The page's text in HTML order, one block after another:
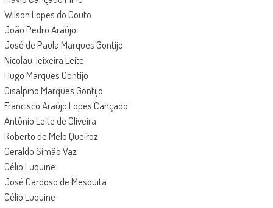
Wilson Lopes do Couto
João Pedro Araújo
José de Paula Marques Gontijo
Nicolau Teixeira Leite
Hugo Marques Gontijo
Cisalpino Marques Gontijo
Francisco Araújo Lopes Cançado
Antônio Leite de Oliveira
Roberto de Melo Queiroz
Geraldo Simão Vaz
Célio Luquine
José Cardoso de Mesquita
Célio Luquine